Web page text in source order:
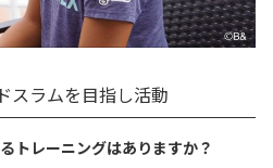
スラムを目指し活動
トレーニングはありますか？